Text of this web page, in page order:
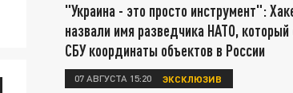
"Украина - это просто инструмент":
назвали имя разведчика НАТО, который
СБУ координаты объектов в России
07 АВГУСТА 15:20 ЭКСКЛЮЗИВ